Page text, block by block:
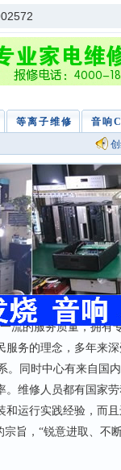
等离子维修
音响
流的服务质量，拥有
务的理念，多年来
。同时中心有来自国
维修人员都有国家
和运行实践经验，而
旨，“锐意进取、不